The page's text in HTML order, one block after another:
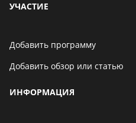
УЧАСТИЕ
Добавить программу
Добавить обзор или статью
ИНФОРМАЦИЯ